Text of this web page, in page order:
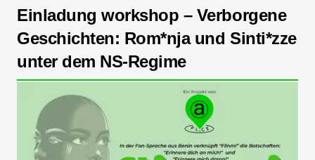
Einladung workshop – Verborgene
Geschichten: Rom*nja und Sinti*zze
unter dem NS-Regime